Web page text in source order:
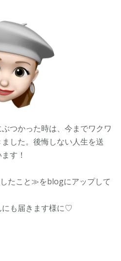
つかった時は、今までワクワ
した。後悔しない人生を送
す！
たこと≫をblogにアップして
も届きます様に♡